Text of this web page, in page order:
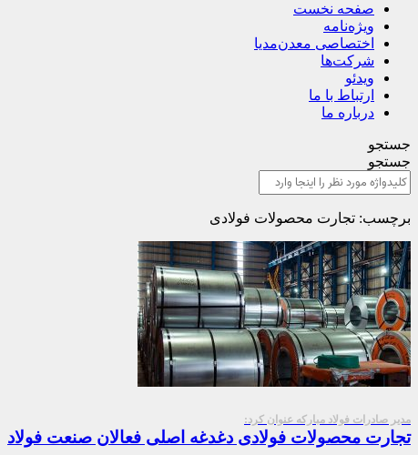
صفحه نخست
ویژه‌نامه
اختصاصی معدن‌مدیا
شرکت‌ها
ویدئو
ارتباط با ما
درباره ما
جستجو
جستجو
برچسب: تجارت محصولات فولادی
مدیر صادرات فولاد مبارکه عنوان کرد:
تجارت محصولات فولادی دغدغه اصلی فعالان صنعت فولاد